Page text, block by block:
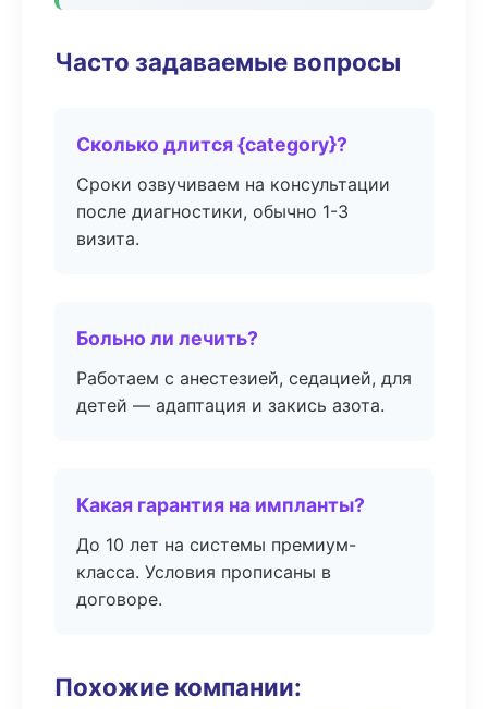
Часто задаваемые вопросы
Сколько длится {category}?
Сроки озвучиваем на консультации
после диагностики, обычно 1-3
визита.
Больно ли лечить?
Работаем с анестезией, седацией, для
детей — адаптация и закись азота.
Какая гарантия на импланты?
До 10 лет на системы премиум-
класса. Условия прописаны в
договоре.
Похожие компании: